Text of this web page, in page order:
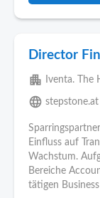
Director
apartment Iventa. The
language stepstone.at
Einfluss auf
Wachstum.
Bereiche
tätigen